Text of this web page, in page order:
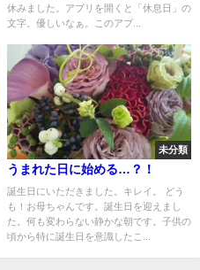
休みました。アプリを開くと「休息日」の
文字。優しいなぁ。このアプ...
未分類
うまれた日に始める…？！
誕生日にいただきました。キレイ。 どう
も！お母ちゃんです。誕生日を迎えまし
た。何も変わらない静かな朝です。子供の
頃から特に誕生日を意識したこ...